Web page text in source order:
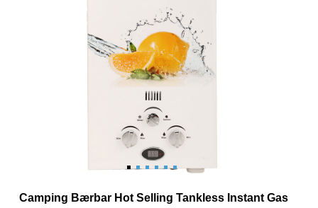
Camping Bærbar Hot Selling Tankless Instant Gas